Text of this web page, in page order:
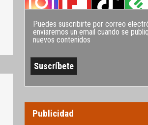
Puedes suscribirte por correo
enviaremos un email cuando se
nuevos contenidos
Publicidad